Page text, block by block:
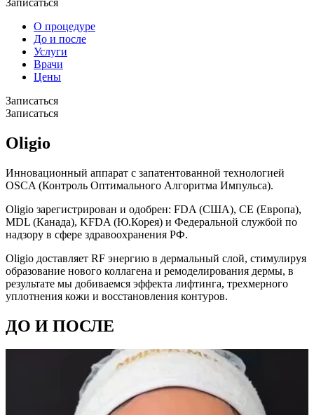
О процедуре
До и после
Услуги
Врачи
Цены
Записаться
Записаться
Oligio
Инновационный аппарат с запатентованной технологией
OSCA (Контроль Оптимального Алгоритма Импульса).
Oligio зарегистрирован и одобрен: FDA (США), СЕ (Европа),
MDL (Канада), KFDA (Ю.Корея) и Федеральной службой по
надзору в сфере здравоохранения РФ.
Oligio доставляет RF энергию в дермальный слой, стимулируя
образование нового коллагена и ремоделирования дермы, в
результате мы добиваемся эффекта лифтинга, трехмерного
уплотнения кожи и восстановления контуров.
ДО И ПОСЛЕ